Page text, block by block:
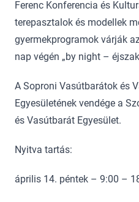
Ferenc Konferencia és
terepasztalok és modellek
gyermekprogramok várják
nap végén „by night –
A Soproni Vasútbarátok és
Egyesületének vendége a
és Vasútbarát Egyesület.
Nyitva tartás:
április 14. péntek – 9:00 –